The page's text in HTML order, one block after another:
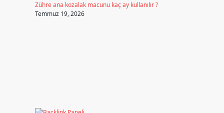
Zühre ana kozalak macunu kaç ay kullanılır ?
Temmuz 19, 2026